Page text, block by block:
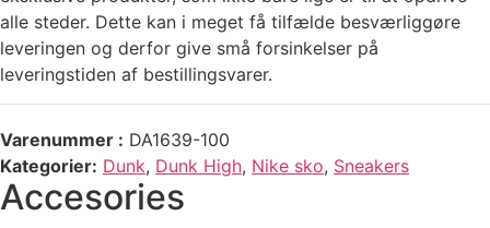
alle steder. Dette kan i meget få tilfælde besværliggøre
leveringen og derfor give små forsinkelser på
leveringstiden af bestillingsvarer.
Varenummer
DA1639-100
Kategorier Dunk, Dunk High, Nike sko, Sneakers
Accesories